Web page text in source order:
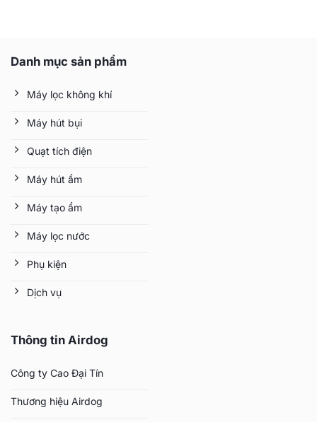
21.800.000 ₫.
Danh mục sản phẩm
Máy lọc không khí
Máy hút bụi
Quạt tích điện
Máy hút ẩm
Máy tạo ẩm
Máy lọc nước
Phụ kiện
Dịch vụ
Thông tin Airdog
Công ty Cao Đại Tín
Thương hiệu Airdog